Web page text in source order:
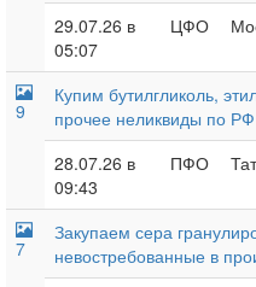
29.07.26 в
05:07
ЦФО
9
Купим бутилгликоль,
прочее неликвиды по РФ
28.07.26 в
09:43
ПФО
7
Закупаем сера
невостребованные в